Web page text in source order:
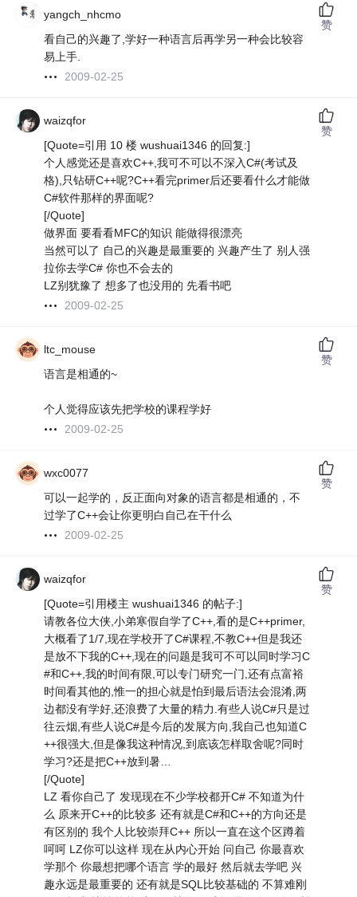
yangch_nhcmo
看自己的兴趣了,学好一种语言后再学另一种会比较容
易上手.
2009-02-25
赞
waizqfor
[Quote=引用 10 楼 wushuai1346 的回复:]
个人感觉还是喜欢C++,我可不可以不深入C#(考试及
格),只钻研C++呢?C++看完primer后还要看什么才能做
C#软件那样的界面呢?
[/Quote]
做界面 要看看MFC的知识 能做得很漂亮
当然可以了 自己的兴趣是最重要的 兴趣产生了 别人强
拉你去学C# 你也不会去的
LZ别犹豫了 想多了也没用的 先看书吧
2009-02-25
赞
ltc_mouse
语言是相通的~
个人觉得应该先把学校的课程学好
2009-02-25
赞
wxc0077
可以一起学的，反正面向对象的语言都是相通的，不
过学了C++会让你更明白自己在干什么
2009-02-25
赞
waizqfor
[Quote=引用楼主 wushuai1346 的帖子:]
请教各位大侠,小弟寒假自学了C++,看的是C++primer,
大概看了1/7,现在学校开了C#课程,不教C++但是我还
是放不下我的C++,现在的问题是我可不可以同时学习C
#和C++,我的时间有限,可以专门研究一门,还有点富裕
时间看其他的,惟一的担心就是怕到最后语法会混淆,两
边都没有学好,还浪费了大量的精力.有些人说C#只是过
往云烟,有些人说C#是今后的发展方向,我自己也知道C
++很强大,但是像我这种情况,到底该怎样取舍呢?同时
学习?还是把C++放到暑…
[/Quote]
LZ 看你自己了 发现现在不少学校都开C# 不知道为什
么 原来开C++的比较多 还有就是C#和C++的方向还是
有区别的 我个人比较崇拜C++ 所以一直在这个区蹲着
呵呵 LZ你可以这样 现在从内心开始 问自己 你最喜欢
学那个 你最想把哪个语言 学的最好 然后就去学吧 兴
趣永远是最重要的 还有就是SQL比较基础的 不算难刚
赞